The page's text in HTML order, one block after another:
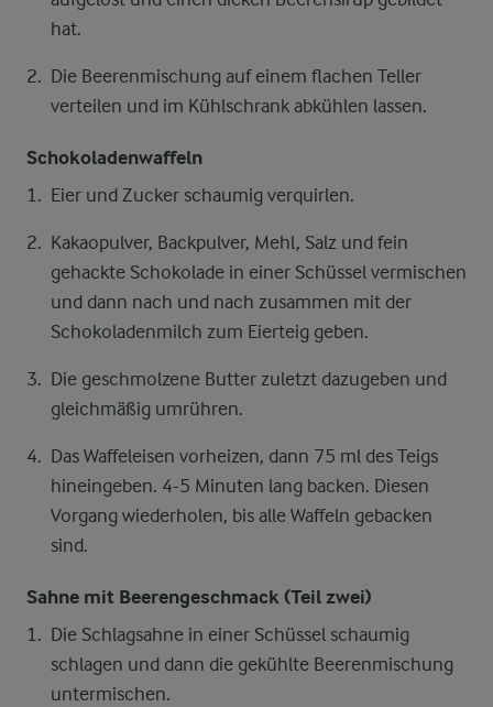
hat.
Die Beerenmischung auf einem flachen Teller
verteilen und im Kühlschrank abkühlen lassen.
Schokoladenwaffeln
Eier und Zucker schaumig verquirlen.
Kakaopulver, Backpulver, Mehl, Salz und fein
gehackte Schokolade in einer Schüssel vermischen
und dann nach und nach zusammen mit der
Schokoladenmilch zum Eierteig geben.
Die geschmolzene Butter zuletzt dazugeben und
gleichmäßig umrühren.
Das Waffeleisen vorheizen, dann 75 ml des Teigs
hineingeben. 4-5 Minuten lang backen. Diesen
Vorgang wiederholen, bis alle Waffeln gebacken
sind.
Sahne mit Beerengeschmack (Teil zwei)
Die Schlagsahne in einer Schüssel schaumig
schlagen und dann die gekühlte Beerenmischung
untermischen.